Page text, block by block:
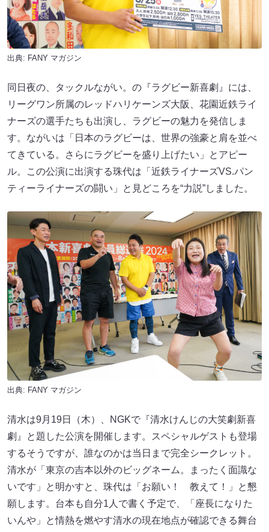
出典: FANY マガジン
同日夜の、タックルながい。の『ラグビー新喜劇』には、
リーグワン所属のレッドハリケーンズ大阪、花園近鉄ライ
ナーズの選手たちも出演し、ラグビーの魅力を発信しま
す。ながいは「日本のラグビーは、世界の強豪と肩を並べ
てきている。さらにラグビーを盛り上げたい」とアピー
ル。この公演に出演する珠代は「近鉄ライナーズVS.パン
ティーライナーズの闘い」と見どころを“力説”しました。
出典: FANY マガジン
清水は9月19日（木）、NGKで『清水けんじの大笑劇新喜
劇』と題した公演を開催します。スペシャルゲストも登場
するそうですが、誰なのかは当日まで完全シークレット。
清水が「東京の吉本以外のビッグネーム。まったく面識な
いです」と明かすと、珠代は「お願い！ 教えて！」と懇
願します。台本も自分1人で書く予定で、「座長になりた
いんや」と情熱を燃やす清水の現在地点が確認できる舞台